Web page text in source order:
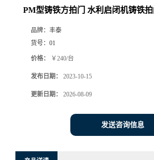
PM型铸铁方拍门 水利启闭机铸铁拍
品牌： 丰泰
货号： 01
价格： ￥240/台
发布日期： 2023-10-15
更新日期： 2026-08-09
发送咨询信息